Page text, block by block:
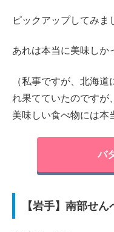
ピックアップしてみま
あれは本当に美味しか
（私事ですが、北海
れ果てていたのですが
美味しい食べ物には本
バ
【岩手】南部せ